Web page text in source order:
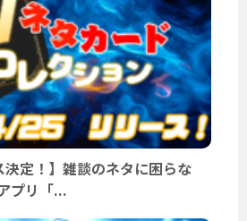
決定！】雑談のネタに困らな
プリ「...